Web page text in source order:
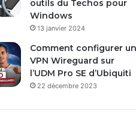
outils du Techos pour
Windows
13 janvier 2024
Comment configurer un
VPN Wireguard sur
l’UDM Pro SE d’Ubiquiti
22 décembre 2023